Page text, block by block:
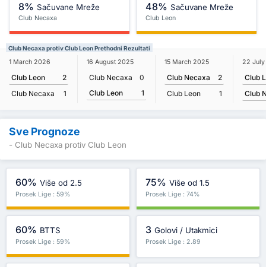
8% Sačuvane Mreže
Club Necaxa
48% Sačuvane Mreže
Club Leon
Club Necaxa protiv Club Leon Prethodni Rezultati
1 March 2026
Club Leon
2
Club Necaxa
1
16 August 2025
Club Necaxa
0
Club Leon
1
15 March 2025
Club Necaxa
2
Club Leon
1
22
Club
Club
Sve Prognoze
- Club Necaxa protiv Club Leon
60% Više od 2.5
Prosek Lige : 59%
75% Više od 1.5
Prosek Lige : 74%
60% BTTS
Prosek Lige : 59%
3 Golovi / Utakmici
Prosek Lige : 2.89